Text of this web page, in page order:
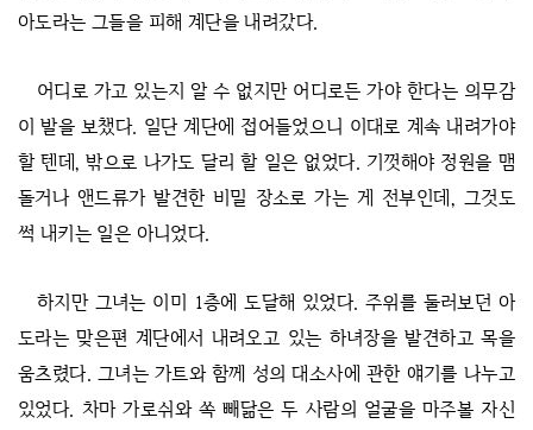
아도라는 그들을 피해 계단을 내려갔다.
어디로 가고 있는지 알 수 없지만 어디로든 가야 한다는 의무감
이 발을 보챘다. 일단 계단에 접어들었으니 이대로 계속 내려가야
할 텐데, 밖으로 나가도 달리 할 일은 없었다. 기껏해야 정원을 맴
돌거나 앤드류가 발견한 비밀 장소로 가는 게 전부인데, 그것도
썩 내키는 일은 아니었다.
하지만 그녀는 이미 1층에 도달해 있었다. 주위를 둘러보던 아
도라는 맞은편 계단에서 내려오고 있는 하녀장을 발견하고 목을
움츠렸다. 그녀는 가트와 함께 성의 대소사에 관한 얘기를 나누고
있었다. 차마 가로쉬와 쏙 빼닮은 두 사람의 얼굴을 마주볼 자신